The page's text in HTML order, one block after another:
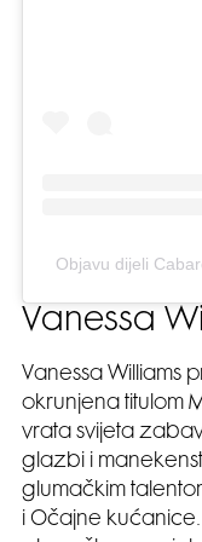
Objavu dijeli
Vanessa
Vanessa Williams
okrunjena titulom
vrata svijeta
glazbi i
glumačkim
i Očajne